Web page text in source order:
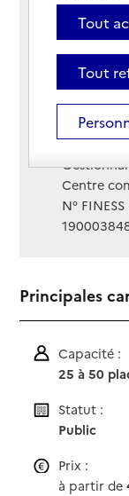
Parking
19000 -
05 55 20
Contact
Contact
Site
Site
Centre
N° FINESS
Principales
Capacité :
25 à 50
Statut :
Public
Prix :
à partir de
Tout
Tout